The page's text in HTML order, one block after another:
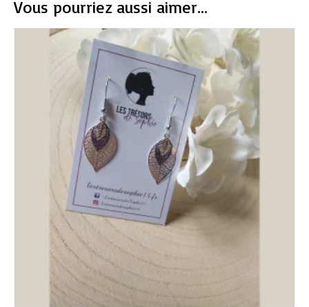
Vous pourriez aussi aimer...